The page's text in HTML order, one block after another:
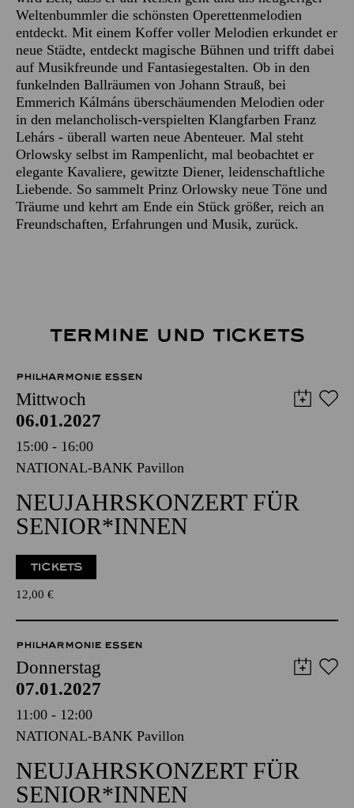
Weltenbummler die schönsten Operettenmelodien
entdeckt. Mit einem Koffer voller Melodien erkundet er
neue Städte, entdeckt magische Bühnen und trifft dabei
auf Musikfreunde und Fantasiegestalten. Ob in den
funkelnden Ballräumen von Johann Strauß, bei
Emmerich Kálmáns überschäumenden Melodien oder
in den melancholisch-verspielten Klangfarben Franz
Lehárs - überall warten neue Abenteuer. Mal steht
Orlowsky selbst im Rampenlicht, mal beobachtet er
elegante Kavaliere, gewitzte Diener, leidenschaftliche
Liebende. So sammelt Prinz Orlowsky neue Töne und
Träume und kehrt am Ende ein Stück größer, reich an
Freundschaften, Erfahrungen und Musik, zurück.
TERMINE UND TICKETS
PHILHARMONIE ESSEN
Mittwoch
06.01.2027
15:00 - 16:00
NATIONAL-BANK Pavillon
NEUJAHRSKONZERT FÜR
SENIOR*INNEN
TICKETS
12,00 €
PHILHARMONIE ESSEN
Donnerstag
07.01.2027
11:00 - 12:00
NATIONAL-BANK Pavillon
NEUJAHRSKONZERT FÜR
SENIOR*INNEN